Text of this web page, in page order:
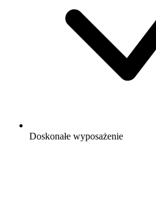
Doskonałe wyposażenie